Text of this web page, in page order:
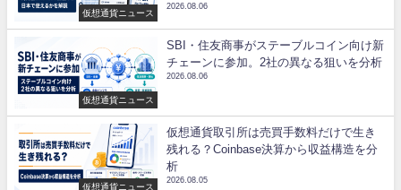
仮想通貨ニュース
2026.08.06
仮想通貨ニュース
SBI・住友商事がステーブルコイン向け新
チェーンに参加。2社の異なる狙いを分析
2026.08.06
仮想通貨ニュース
仮想通貨取引所は売買手数料だけで生き
残れる？Coinbase決算から収益構造を分
析
2026.08.05